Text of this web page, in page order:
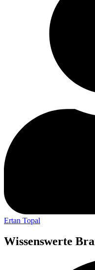
Ertan Topal
Wissenswerte